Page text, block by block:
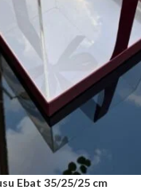
Ebat 35/25/25 cm